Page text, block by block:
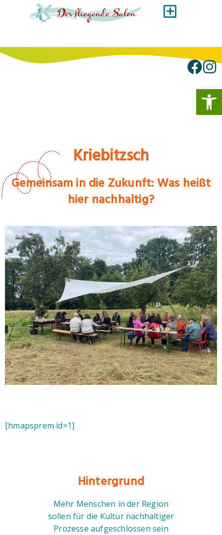
Kriebitzsch
Gemeinsam in die Zukunft: Was heißt
hier nachhaltig?
[hmapsprem id=1]​
Hintergrund
Mehr Menschen in der Region
sollen für die Kultur nachhaltiger
Prozesse aufgeschlossen sein